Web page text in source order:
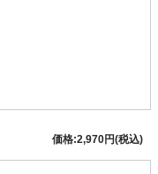
価格:2,970円(税込)